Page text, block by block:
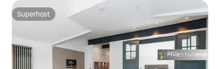
Superhost
Superhost